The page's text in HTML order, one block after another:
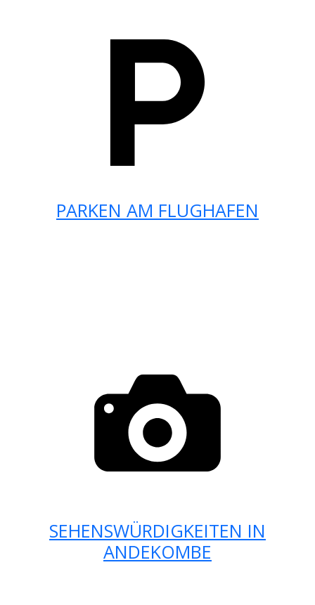
PARKEN AM FLUGHAFEN
SEHENSWÜRDIGKEITEN IN
ANDEKOMBE